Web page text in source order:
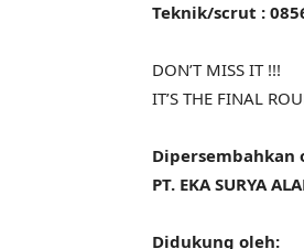
Teknik/scrut :
DON’T MISS IT !!!
IT’S THE FINAL
Dipersembahkan
PT. EKA SURYA
Didukung oleh: